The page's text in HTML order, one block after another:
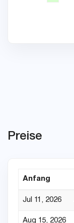
Preise
Anfang
Jul 11, 2026
Aug 15, 2026